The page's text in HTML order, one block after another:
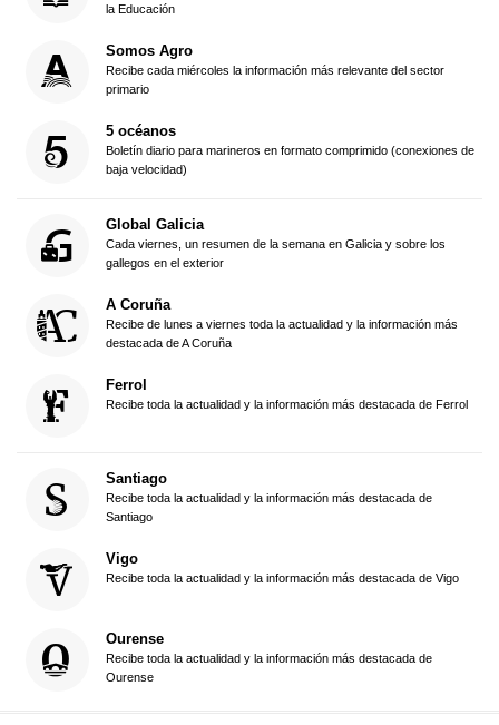
la Educación
Somos Agro
Recibe cada miércoles la información más relevante del sector
primario
5 océanos
Boletín diario para marineros en formato comprimido (conexiones de
baja velocidad)
Global Galicia
Cada viernes, un resumen de la semana en Galicia y sobre los
gallegos en el exterior
A Coruña
Recibe de lunes a viernes toda la actualidad y la información más
destacada de A Coruña
Ferrol
Recibe toda la actualidad y la información más destacada de Ferrol
Santiago
Recibe toda la actualidad y la información más destacada de
Santiago
Vigo
Recibe toda la actualidad y la información más destacada de Vigo
Ourense
Recibe toda la actualidad y la información más destacada de
Ourense